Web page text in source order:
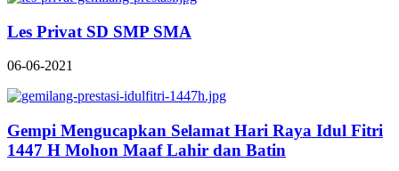
Les Privat SD SMP SMA
06-06-2021
Gempi Mengucapkan Selamat Hari Raya Idul Fitri
1447 H Mohon Maaf Lahir dan Batin